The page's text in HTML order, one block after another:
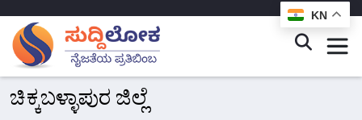
ಚಿಕ್ಕಬಳ್ಳಾಪುರ ಜಿಲ್ಲೆ
KN